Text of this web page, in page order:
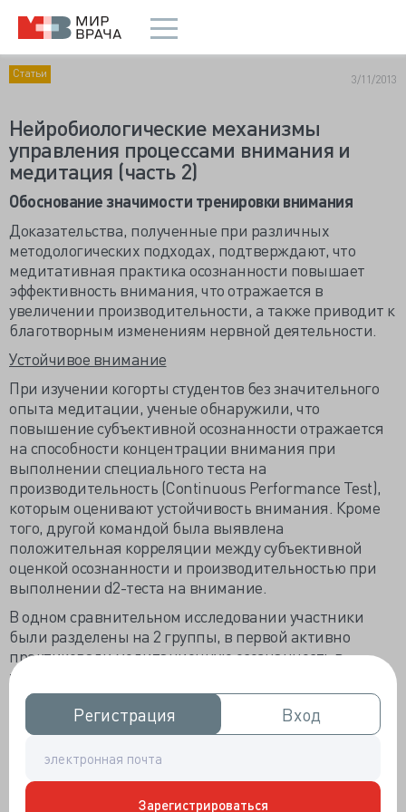
Регистрация
Регистрация Вход
Вход
Зарегистрироваться
Статьи 3/11/2013
Нейробиологические механизмы
управления процессами внимания и
медитация (часть 2)
Обоснование значимости тренировки внимания
Доказательства, полученные при различных
методологических подходах, подтверждают, что
медитативная практика осознанности повышает
эффективность внимания, что отражается в
увеличении производительности, а также приводит к
благотворным изменениям нервной деятельности.
Устойчивое внимание
При изучении когорты студентов без значительного
опыта медитации, ученые обнаружили, что
повышение субъективной осознанности отражается
на способности концентрации внимания при
выполнении специального теста на
производительность (Continuous Performance Test),
которым оценивают устойчивость внимания. Кроме
того, другой командой была выявлена
положительная корреляции между субъективной
оценкой осознанности и производительностью при
выполнении d2-теста на внимание.
В одном сравнительном исследовании участники
были разделены на 2 группы, в первой активно
практиковали медитационную осознанность в
течение 3 месяцев (группа медитирующих), а вторая
стала группой контроля. В этом эксперименте
предлагалось зафиксировать 2 целевых стимула -
цифры в бегущей строке. Распознавание второго
стимула зависит от времени между стимулами, и как
страдает, если она показывается ранее 500 мс после